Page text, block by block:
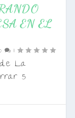
EN EL
|
La
5